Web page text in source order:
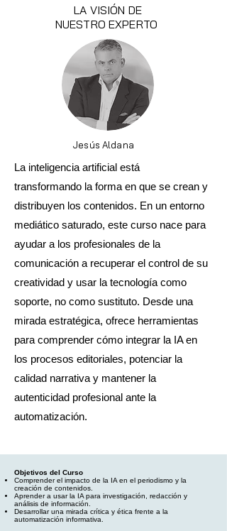
LA VISIÓN DE
NUESTRO EXPERTO
Jesús Aldana
La inteligencia artificial está
transformando la forma en que se crean y
distribuyen los contenidos. En un entorno
mediático saturado, este curso nace para
ayudar a los profesionales de la
comunicación a recuperar el control de su
creatividad y usar la tecnología como
soporte, no como sustituto. Desde una
mirada estratégica, ofrece herramientas
para comprender cómo integrar la IA en
los procesos editoriales, potenciar la
calidad narrativa y mantener la
autenticidad profesional ante la
automatización.
Objetivos del Curso
Comprender el impacto de la IA en el periodismo y la
creación de contenidos.
Aprender a usar la IA para investigación, redacción y
análisis de información.
Desarrollar una mirada crítica y ética frente a la
automatización informativa.